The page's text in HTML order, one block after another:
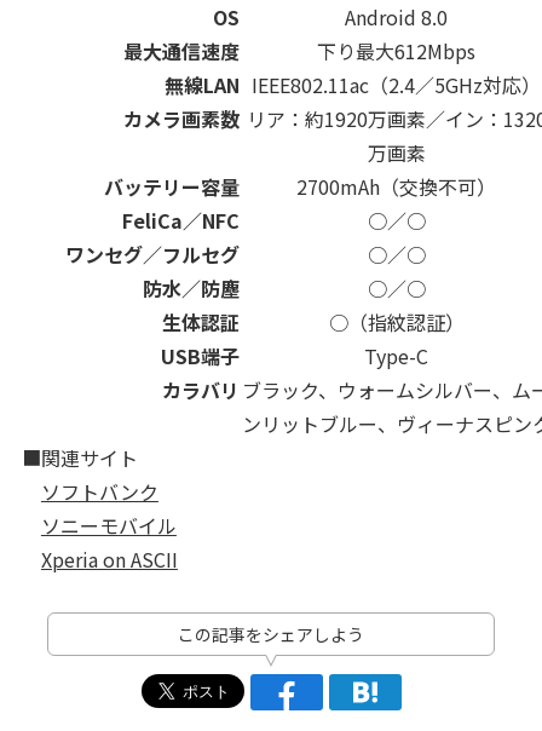
OS
Android 8.0
最大通信速度
下り最大612Mbps
無線LAN IEEE802.11ac（2.4／5GHz対応）
カメラ画素数 リア：約1920万画素／イン：
万画素
バッテリー容量
2700mAh（交換不可）
FeliCa／NFC
○／○
ワンセグ／フルセグ
○／○
防水／防塵
○／○
生体認証
○（指紋認証）
USB端子
Type-C
カラバリ ブラック、ウォームシルバー、ム
ンリットブルー、ヴィーナスピン
■関連サイト
ソフトバンク
ソニーモバイル
Xperia on ASCII
この記事をシェアしよう